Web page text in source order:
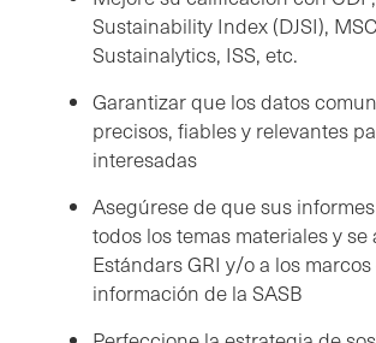
Sustainability Index (DJSI),
Sustainalytics, ISS, etc.
Garantizar que los datos
precisos, fiables y relevantes
interesadas
Asegúrese de que sus
todos los temas materiales y se
Estándars GRI y/o a los
información de la SASB